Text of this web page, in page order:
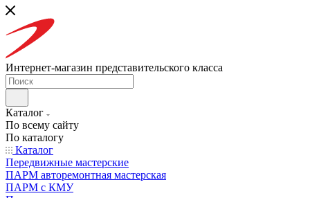
Интернет-магазин представительского класса
Каталог
По всему сайту
По каталогу
Каталог
Передвижные мастерские
ПАРМ авторемонтная мастерская
ПАРМ с КМУ